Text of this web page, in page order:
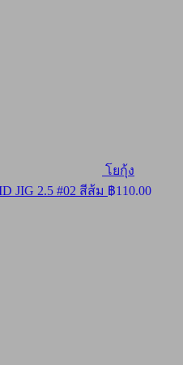
โยกุ้ง
JIG 2.5 #02 สีส้ม ฿110.00